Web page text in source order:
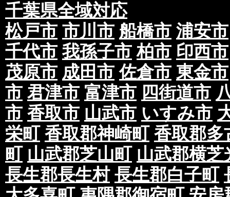
千葉県全域対応
松戸市 市川市 船橋市 浦安市
千代市 我孫子市 柏市 印西市
茂原市 成田市 佐倉市 東金市
市 君津市 富津市 四街道市
市 香取市 山武市 いすみ市
栄町 香取郡神崎町 香取郡多
町 山武郡芝山町 山武郡横芝
長生郡長生村 長生郡白子町